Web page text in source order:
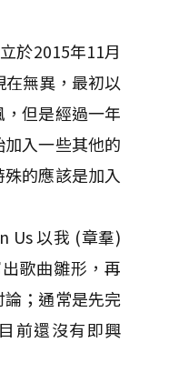
於2015年11月
無異，最初以
，但是經過一年
入一些其他的
的應該是加入
Us 以我 (章羣)
歌曲雛形，再
；通常是先完
前還沒有即興